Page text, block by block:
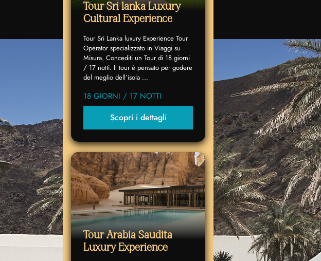
Tour Sri lanka Luxury
Cultural Experience
Tour Sri Lanka luxury Experience Tour
Operator specializzato in Viaggi su
Misura. Concediti un Tour di 18 giorni
/ 17 notti. Il tour è pensato per godere
del meglio dell’isola ...
18 GIORNI / 17 NOTTI
Scopri i dettagli
Tour Arabia Saudita
Luxury Experience